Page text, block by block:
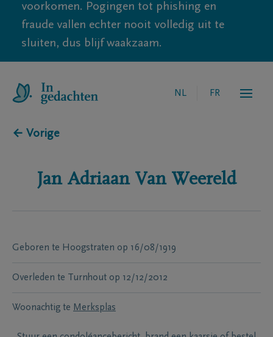
voorkomen. Pogingen tot phishing en
fraude vallen echter nooit volledig uit te
sluiten, dus blijf waakzaam.
NL FR
← Vorige
Jan Adriaan Van Weereld
Geboren te Hoogstraten op 16/08/1919
Overleden te Turnhout op 12/12/2012
Woonachtig te Merksplas